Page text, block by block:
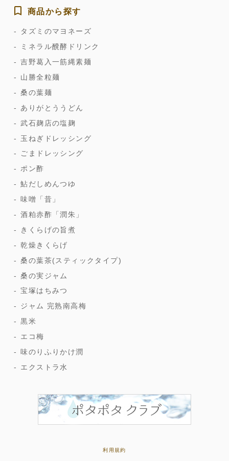
商品から探す
タズミのマヨネーズ
ミネラル醗酵ドリンク
吉野葛入一筋縄素麺
山勝全粒麺
桑の葉麺
ありがとううどん
武石麹店の塩麹
玉ねぎドレッシング
ごまドレッシング
ポン酢
鮎だしめんつゆ
味噌「昔」
酒粕赤酢「潤朱」
きくらげの旨煮
乾燥きくらげ
桑の葉茶(スティックタイプ)
桑の実ジャム
宝塚はちみつ
ジャム 完熟南高梅
黒米
エコ梅
味のりふりかけ潤
エクストラ水
利用規約